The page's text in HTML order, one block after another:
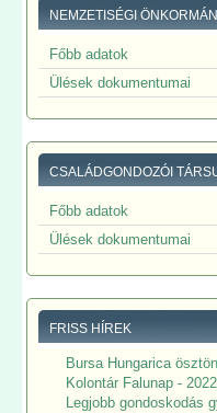
NEMZETISÉGI
Főbb adatok
Ülések dokumentumai
CSALÁDGONDOZÓI
Főbb adatok
Ülések dokumentumai
FRISS HÍREK
Bursa Hungarica
Kolontár Falunap -
Legjobb gondoskodás